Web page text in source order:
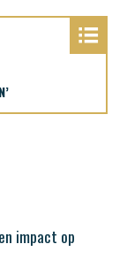
impact op